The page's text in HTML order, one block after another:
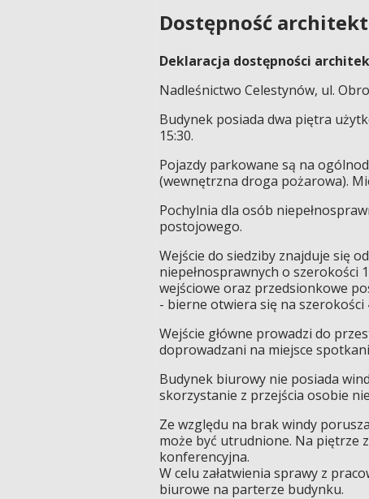
Dostępność
Deklaracja dostępności
Nadleśnictwo Celestynów, ul.
Budynek posiada dwa piętra
15:30.
Pojazdy parkowane są na
(wewnętrzna droga pożarowa).
Pochylnia dla osób
postojowego.
Wejście do siedziby znajduje się
niepełnosprawnych o szerokości
wejściowe oraz przedsionkowe
- bierne otwiera się na szerokości
Wejście główne prowadzi do
doprowadzani na miejsce
Budynek biurowy nie posiada
skorzystanie z przejścia osobie
Ze względu na brak windy
może być utrudnione. Na piętrze
konferencyjna.
W celu załatwienia sprawy z
biurowe na parterze budynku.